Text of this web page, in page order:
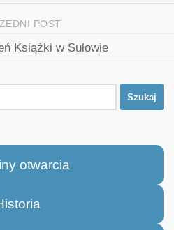
POST
Książki w Sułowie
otwarcia